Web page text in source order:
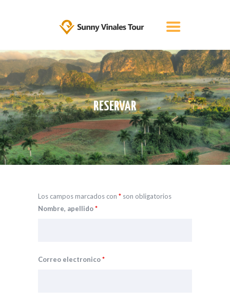
RESERVAR
Sunny Vinales Tour
INICIO
TRANSFER DE TAXI EN CUBA!
OFERTA
RESERVAR
SOBRE NOSOTROS
VIAJE INDIVIDUAL
BLOG
CONTÁCTENOS
Los campos marcados con * son obligatorios
Nombre, apellido*
Correo electronico*